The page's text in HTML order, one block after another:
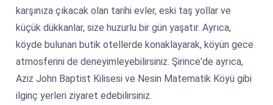
karşınıza çıkacak olan tarihi evler, eski taş yollar ve
küçük dükkanlar, size huzurlu bir gün yaşatır. Ayrıca,
köyde bulunan butik otellerde konaklayarak, köyün gece
atmosferini de deneyimleyebilirsiniz. Şirince'de ayrıca,
Aziz John Baptist Kilisesi ve Nesin Matematik Köyü gibi
ilginç yerleri ziyaret edebilirsiniz.